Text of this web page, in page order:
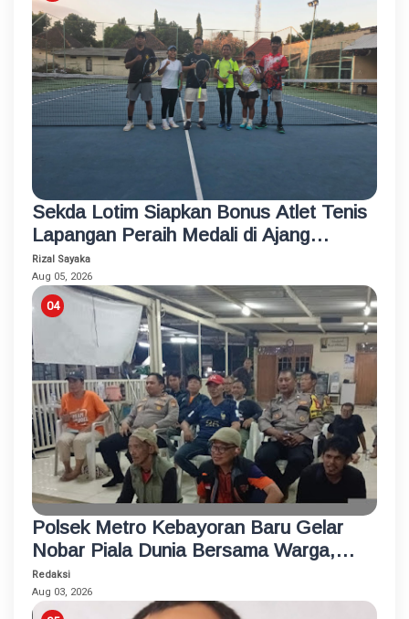
Sekda Lotim Siapkan Bonus Atlet Tenis
Lapangan Peraih Medali di Ajang
Porprov
Rizal Sayaka
Aug 05, 2026
Polsek Metro Kebayoran Baru Gelar
Nobar Piala Dunia Bersama Warga,
Pererat Silaturahmi dan Jaga
Kamtibmas
Redaksi
Aug 03, 2026